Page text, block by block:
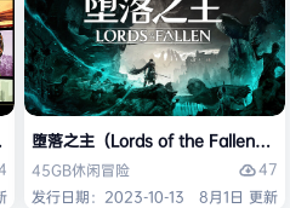
（Grand Theft Auto V Enhanced）免
堕落之主（Lords of the Fallen）免
45GB休闲冒险
47
发行日期：2023-10-13
8月1日 更新